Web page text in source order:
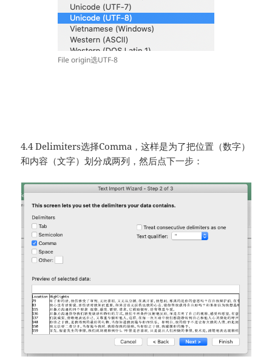
File origin选UTF-8
4.4 Delimiters选择Comma，这样是为了把位置（数字）
和内容（文字）划分成两列，然后点下一步：